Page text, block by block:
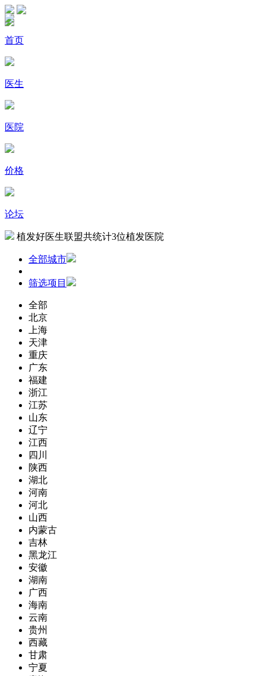
首页
医生
医院
价格
论坛
植发好医生联盟共统计3位植发医院
全部城市
筛选项目
全部
北京
上海
天津
重庆
广东
福建
浙江
江苏
山东
辽宁
江西
四川
陕西
湖北
河南
河北
山西
内蒙古
吉林
黑龙江
安徽
湖南
广西
海南
云南
贵州
西藏
甘肃
宁夏